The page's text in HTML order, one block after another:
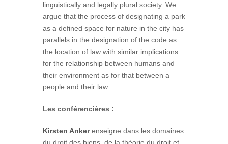
linguistically and legally plural society. We
argue that the process of designating a park
as a defined space for nature in the city has
parallels in the designation of the code as
the location of law with similar implications
for the relationship between humans and
their environment as for that between a
people and their law.
Les conférencières :
Kirsten Ankerenseigne dans les domaines